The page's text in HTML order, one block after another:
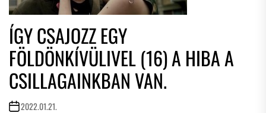
ÍGY CSAJOZZ EGY
FÖLDÖNKÍVÜLIVEL (16) A HIBA A
CSILLAGAINKBAN VAN.
2022.01.21.